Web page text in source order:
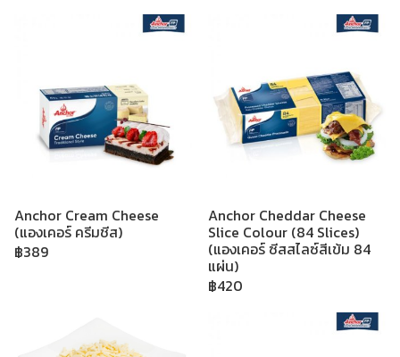
Anchor Cream Cheese
(แองเคอร์ ครีมชีส)
฿389
Anchor Cheddar Cheese
Slice Colour (84 Slices)
(แองเคอร์ ซีสสไลซ์สีเข้ม 84
แผ่น)
฿420